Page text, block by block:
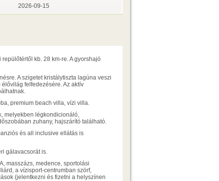
2026-09-15
kb. 28 km-re. A gyorshajó
A szigetet kristálytiszta lagúna veszi
felfedezésére. Az aktív
premium beach villa, vízi villa.
melyekben légkondicionáló,
zuhany, hajszárító található.
és all inclusive ellátás is
gálavacsorát is.
masszázs, medence, sportolási
a vízisport-centrumban szörf,
(jelentkezni és fizetni a helyszínen